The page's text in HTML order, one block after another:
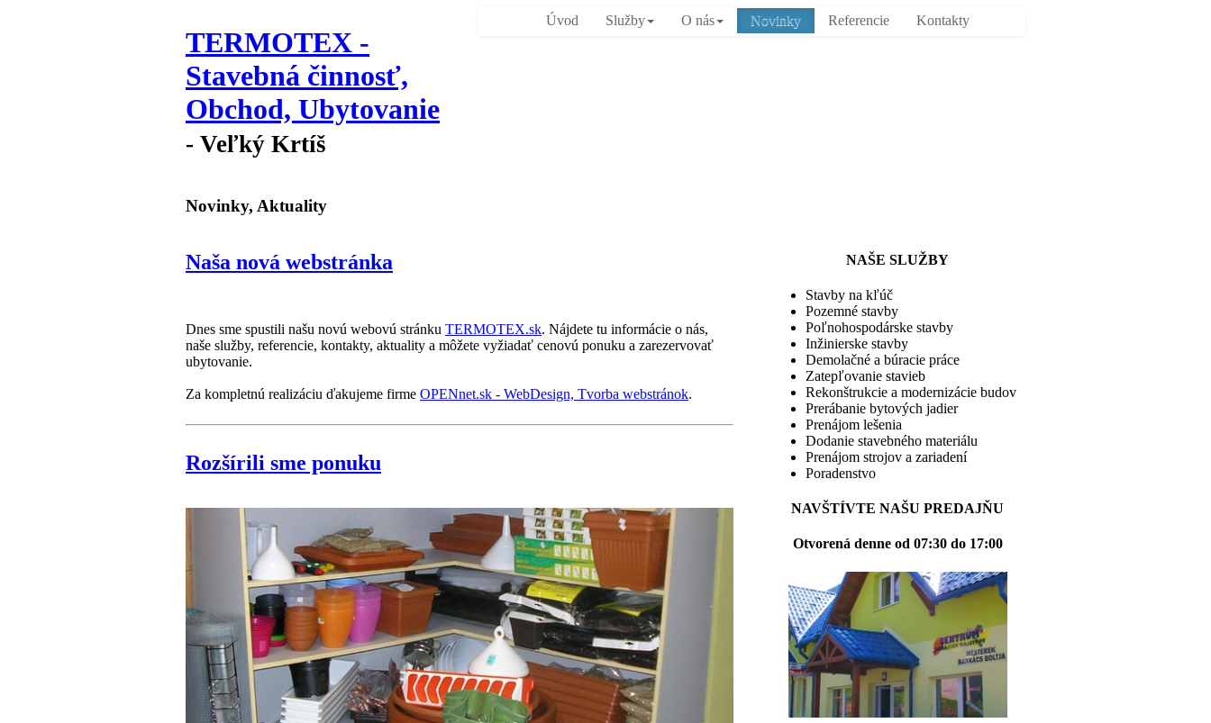
TERMOTEX -
Stavebná činnosť,
Obchod, Ubytovanie
- Veľký Krtíš
Úvod Služby O nás Novinky Referencie Kontakty
Novinky, Aktuality
Naša nová webstránka
Dnes sme spustili našu novú webovú stránku TERMOTEX.sk. Nájdete tu informácie o nás,
naše služby, referencie, kontakty, aktuality a môžete vyžiadať cenovú ponuku a zarezervovať
ubytovanie.
Za kompletnú realizáciu ďakujeme firme OPENnet.sk - WebDesign, Tvorba webstránok.
Rozšírili sme ponuku
NAŠE SLUŽBY
Stavby na kľúč
Pozemné stavby
Poľnohospodárske stavby
Inžinierske stavby
Demolačné a búracie práce
Zatepľovanie stavieb
Rekonštrukcie a modernizácie budov
Prerábanie bytových jadier
Prenájom lešenia
Dodanie stavebného materiálu
Prenájom strojov a zariadení
Poradenstvo
NAVŠTÍVTE NAŠU PREDAJŇU
Otvorená denne od 07:30 do 17:00